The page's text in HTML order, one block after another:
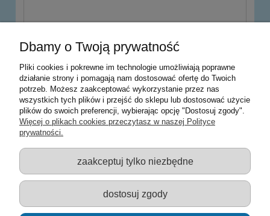
Warunki zakupów
Moje konto
Informacje o sklepie
Sklep z zabawkami Łódź :: Hurownia zabawek :: Zabawki
edukacyjne :: Zestawy artystyczne :: Zabawki :: samochody Welly
:: Zabawkownia :: zabawki dla dzieci :: Lalki :: Klocki :: Artykuły
szkolne ::
Dbamy o Twoją prywatność
Pliki cookies i pokrewne im technologie umożliwiają poprawne
działanie strony i pomagają nam dostosować ofertę do Twoich
potrzeb. Możesz zaakceptować wykorzystanie przez nas
wszystkich tych plików i przejść do sklepu lub dostosować użycie
plików do swoich preferencji, wybierając opcję "Dostosuj zgody".
Więcej o plikach cookies przeczytasz w naszej Polityce
prywatności.
zaakceptuj tylko niezbędne
dostosuj zgody